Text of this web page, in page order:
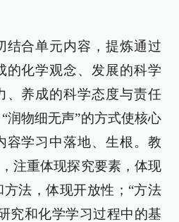
结合单元内容，提炼通过
的化学观念、发展的科学
、养成的科学态度与责任
润物细无声”的方式使核心
容学习中落地、生根。教
注重体现探究要素，体现
法，体现开放性；“方法
究和化学学习过程中的基